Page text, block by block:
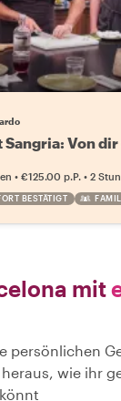
Sangria: Von
• €125.00 p.P. • 2
BESTÄTIGT
mit
persönlichen
wie ihr